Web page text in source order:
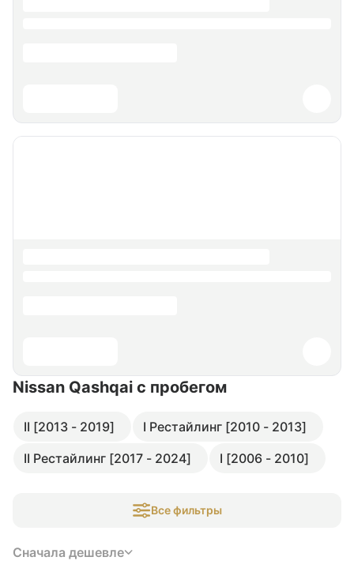
Nissan Qashqai с пробегом
II [2013 - 2019]
I Рестайлинг [2010 - 2013]
II Рестайлинг [2017 - 2024]
I [2006 - 2010]
Все фильтры
Сначала дешевле